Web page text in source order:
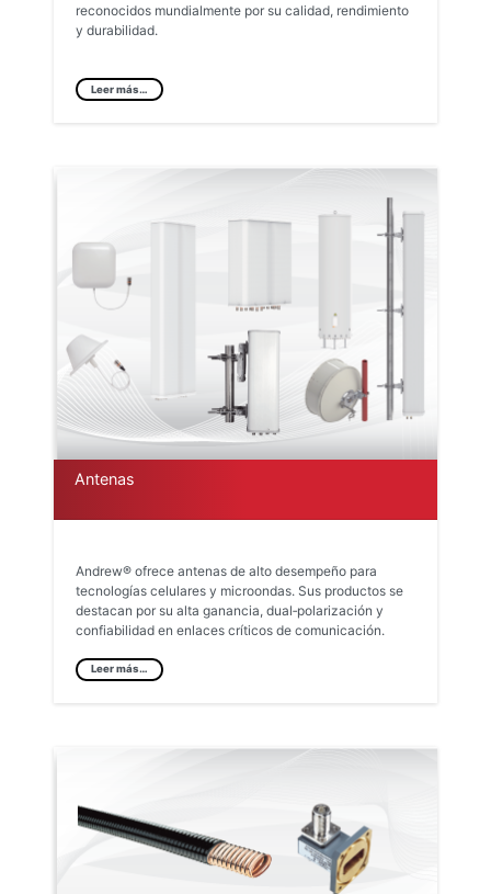
reconocidos mundialmente por su calidad, rendimiento
y durabilidad.
Leer más…
Antenas
Andrew® ofrece antenas de alto desempeño para
tecnologías celulares y microondas. Sus productos se
destacan por su alta ganancia, dual‑polarización y
confiabilidad en enlaces críticos de comunicación.
Leer más…